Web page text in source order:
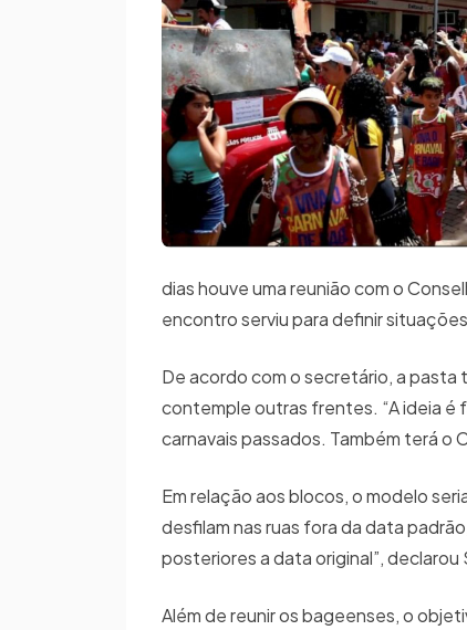
dias houve uma reunião com o
encontro serviu para definir
De acordo com o secretário, a pasta
contemple outras frentes. “A ideia é
carnavais passados. Também terá o
Em relação aos blocos, o modelo
desfilam nas ruas fora da data
posteriores a data original”, declarou
Além de reunir os bageenses, o